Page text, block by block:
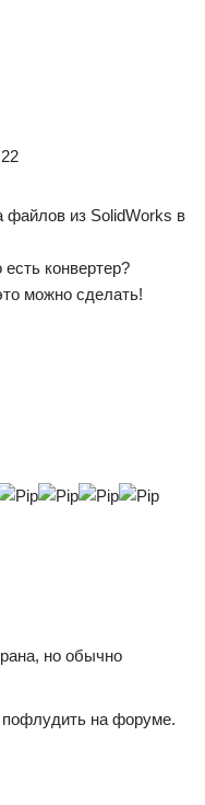
файлов из SolidWorks в
конвертер?
можно сделать!
но обычно
на форуме.